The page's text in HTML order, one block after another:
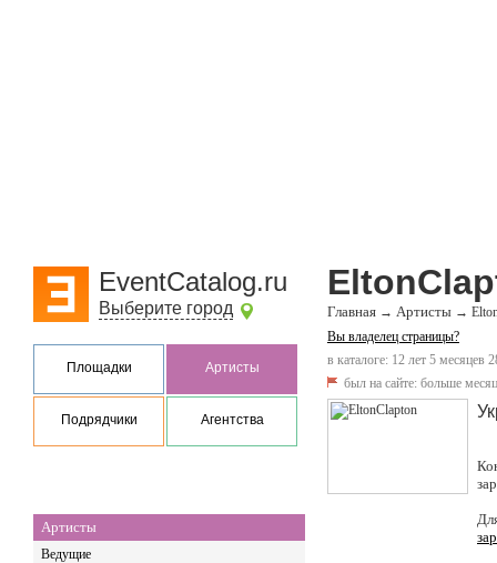
EventCatalog.ru
Выберите город
Площадки Артисты
Подрядчики Агентства
Артисты
Ведущие
Главная → Артисты →
Вы владелец страницы?
в каталоге: 12 лет 5 месяцев
был на сайте: больше